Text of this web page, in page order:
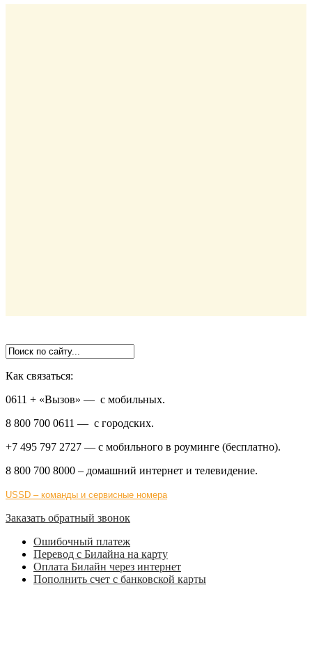
Как связаться:
0611 + «Вызов» — с мобильных.
8 800 700 0611 — с городских.
+7 495 797 2727 — с мобильного в роуминге (бесплатно).
8 800 700 8000 – домашний интернет и телевидение.
USSD – команды и сервисные номера
Заказать обратный звонок
Ошибочный платеж
Перевод с Билайна на карту
Оплата Билайн через интернет
Пополнить счет с банковской карты